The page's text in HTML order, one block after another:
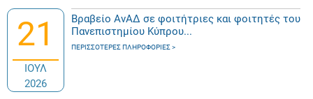
21
ΙΟΥΛ
2026
Βραβείο ΑνΑΔ σε φοιτήτριες και φοιτητές του
Πανεπιστημίου Κύπρου...
ΠΕΡΙΣΣΌΤΕΡΕΣ ΠΛΗΡΟΦΟΡΊΕΣ